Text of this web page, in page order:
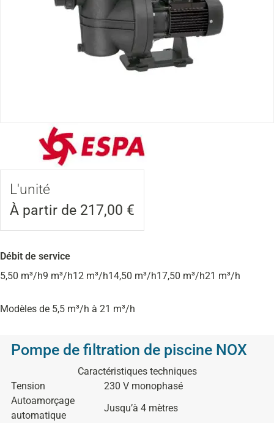
L'unité
À partir de 217,00 €
Débit de service
5,50 m³/h9 m³/h12 m³/h14,50 m³/h17,50 m³/h21 m³/h
Modèles de 5,5 m³/h à 21 m³/h
Pompe de filtration de piscine NOX
Caractéristiques techniques
Tension
230 V monophasé
Autoamorçage
automatique
Jusqu’à 4 mètres